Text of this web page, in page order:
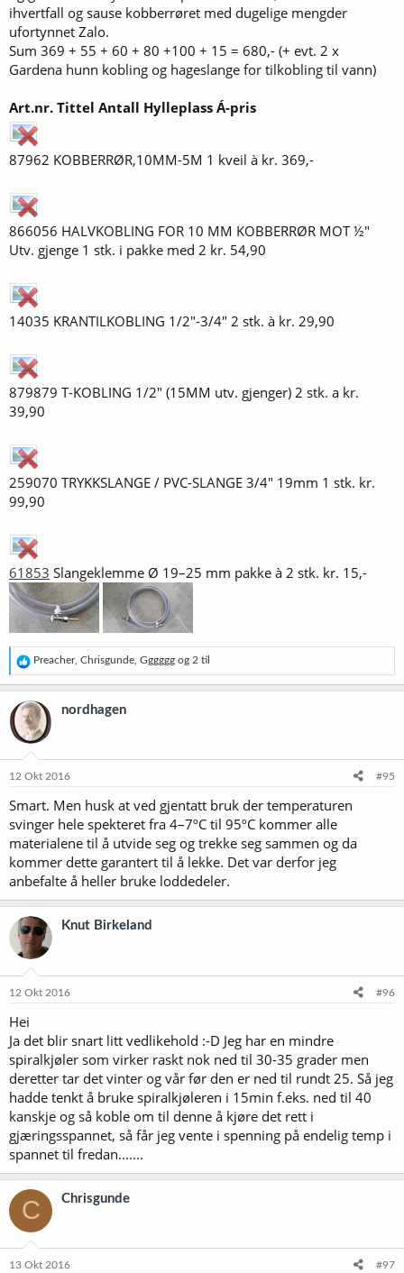
gjenger
T-rør med 1/2" innv. gjenger
Krantilkobling, alu med 1/2" (+
3/4") innv. gjenger
14035 26,90 2
53,80
mm
24391
Gjengeteip
Slangeklemmer 19-25 mm (2
61853 9,90 1
O-ring- og pakningssett
Totalt
ihvertfall og sause kobberrøret med dugelige mengder
ufortynnet Zalo.
Sum 369 + 55 + 60 + 80 +100 + 15 = 680,- (+ evt. 2 x
Gardena hunn kobling og hageslange for tilkobling til vann)
Art.nr. Tittel Antall Hylleplass Á-pris
87962 KOBBERRØR,10MM-5M 1 kveil à kr. 369,-
866056 HALVKOBLING FOR 10 MM KOBBERRØR MOT ½"
Utv. gjenge 1 stk. i pakke med 2 kr. 54,90
14035 KRANTILKOBLING 1/2"-3/4" 2 stk. à kr. 29,90
879879 T-KOBLING 1/2" (15MM utv. gjenger) 2 stk. a kr.
39,90
259070 TRYKKSLANGE / PVC-SLANGE 3/4" 19mm 1 stk. kr.
99,90
61853 Slangeklemme Ø 19–25 mm pakke à 2 stk. kr. 15,-
R
e
a
k
s
j
o
e
:
Preacher, Chrisgunde Gggggg og 2 til
nordhagen
12 Okt 2016 #95
Smart. Men husk at ved gjentatt bruk der temperaturen
svinger hele spekteret fra 4–7ºC til 95ºC kommer alle
materialene til å utvide seg og trekke seg sammen og da
kommer dette garantert til å lekke. Det var derfor jeg
anbefalte å heller bruke loddedeler.
Knut Birkeland
12 Okt 2016 #96
Hei
Ja det blir snart litt vedlikehold :-D Jeg har en mindre
spiralkjøler som virker raskt nok ned til 30-35 grader men
deretter tar det vinter og vår før den er ned til rundt 25. Så jeg
hadde tenkt å bruke spiralkjøleren i 15min f.eks. ned til 40
kanskje og så koble om til denne å kjøre det rett i
gjæringsspannet, så får jeg vente i spenning på endelig temp i
spannet til fredan.......
C Chrisgunde
13 Okt 2016 #97